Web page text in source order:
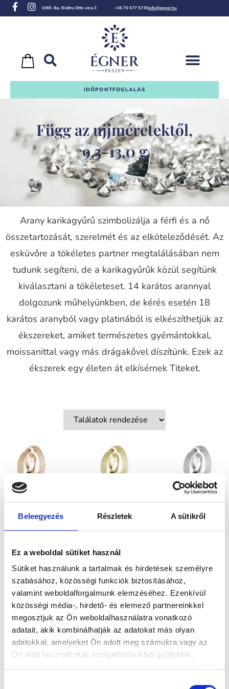
Beleegyezés Részletek A sütikről
Ez a weboldal sütiket használ
Sütiket használunk a tartalmak és hirdetések személyre
szabásához, közösségi funkciók biztosításához,
valamint weboldalforgalmunk elemzéséhez. Ezenkívül
közösségi média-, hirdető- és elemező partnereinkkel
megosztjuk az Ön weboldalhasználatra vonatkozó
adatait, akik kombinálhatják az adatokat más olyan
adatokkal, amelyeket Ön adott meg számukra vagy az
Ön által használt más szolgáltatásokból gyűjtöttek.
1089. Bp, Bláthy Ottó utca 3 +36 70 577 5730info@egner.hu
IDŐPONTFOGLALÁS
Függ az ujjméretektől,
9,3-13,0 g
Arany karikagyűrű szimbolizálja a férfi és a nő
összetartozását, szerelmét és az elköteleződését. Az
esküvőre a tökéletes partner megtalálásában nem
tudunk segíteni, de a karikagyűrűk közül segítünk
kiválasztani a tökéleteset. 14 karátos arannyal
dolgozunk műhelyünkben, de kérés esetén 18
karátos aranyból vagy platinából is elkészíthetjük az
ékszereket, amiket természetes gyémántokkal,
moissanittal vagy más drágakővel díszítünk. Ezek az
ékszerek egy életen át elkísérnek Titeket.
FLORENCE
683.400Ft
karikagyűrű
pár
683.400Ft
karikagyűrű
pár
FLORENCE
683.400
pár